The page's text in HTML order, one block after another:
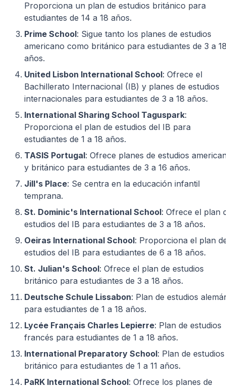
Proporciona un plan de estudios británico para
estudiantes de 14 a 18 años.
Prime School: Sigue tanto los planes de estudios
americano como británico para estudiantes de 3 a
años.
United Lisbon International School: Ofrece el
Bachillerato Internacional (IB) y planes de estudios
internacionales para estudiantes de 3 a 18 años.
International Sharing School Taguspark:
Proporciona el plan de estudios del IB para
estudiantes de 1 a 18 años.
TASIS Portugal: Ofrece planes de estudios
y británico para estudiantes de 3 a 16 años.
Jill's Place: Se centra en la educación infantil
temprana.
St. Dominic's International School: Ofrece el plan
estudios del IB para estudiantes de 3 a 18 años.
Oeiras International School: Proporciona el plan
estudios del IB para estudiantes de 6 a 18 años.
St. Julian's School: Ofrece el plan de estudios
británico para estudiantes de 3 a 18 años.
Deutsche Schule Lissabon: Plan de estudios
para estudiantes de 1 a 18 años.
Lycée Français Charles Lepierre: Plan de estudios
francés para estudiantes de 1 a 18 años.
International Preparatory School: Plan de estudios
británico para estudiantes de 1 a 11 años.
PaRK International School: Ofrece los planes de